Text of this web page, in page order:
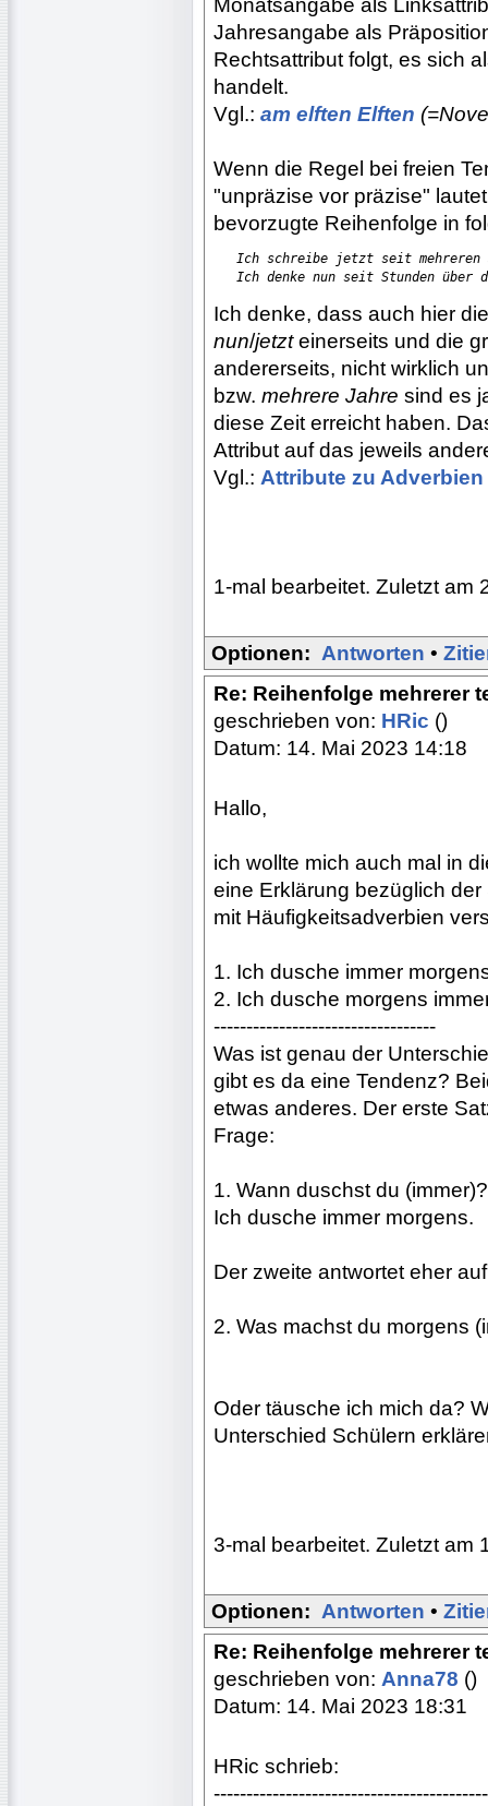
Monatsangabe als
Jahresangabe als
Rechtsattribut folgt, es sich
handelt.
Vgl.: am elften Elften
Wenn die Regel bei freien
"unpräzise vor präzise"
bevorzugte Reihenfolge in
Ich schreibe jetzt seit mehreren
Ich denke nun seit Stunden über
Ich denke, dass auch hier
nun/jetzteinerseits und die
andererseits, nicht wirklich
bzw. mehrere Jahre sind es
diese Zeit erreicht haben.
Attribut auf das jeweils
Vgl.: Attribute zu Adverbien
1-mal bearbeitet. Zuletzt am
Optionen: Antworten •
Re: Reihenfolge mehrerer
geschrieben von: HRic ()
Datum: 14. Mai 2023 14:18
Hallo,
ich wollte mich auch mal in
eine Erklärung bezüglich
mit Häufigkeitsadverbien
1. Ich dusche immer
2. Ich dusche morgens
----------------------------------
Was ist genau der
gibt es da eine Tendenz?
etwas anderes. Der erste
Frage:
1. Wann duschst du
Ich dusche immer morgens.
Der zweite antwortet eher
2. Was machst du morgens
Oder täusche ich mich da?
Unterschied Schülern
3-mal bearbeitet. Zuletzt am
Optionen: Antworten •
Re: Reihenfolge mehrerer
geschrieben von: Anna78 ()
Datum: 14. Mai 2023 18:31
HRic schrieb: